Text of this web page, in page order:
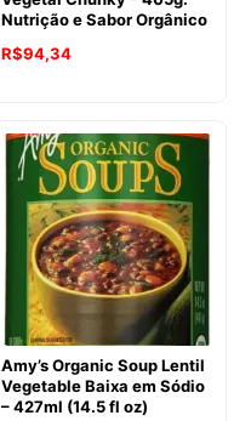
Nutrição e Sabor Orgânico
O
era:
R$105,00.
R$94,34O
é:
R$94,34.
Amy’s Organic Soup Lentil
Vegetable Baixa em Sódio
– 427ml (14.5 fl oz)